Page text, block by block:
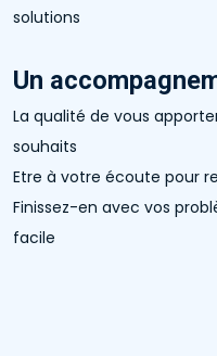
solutions
Un
La qualité de vous
souhaits
Etre à votre écoute pour
Finissez-en avec vos
facile